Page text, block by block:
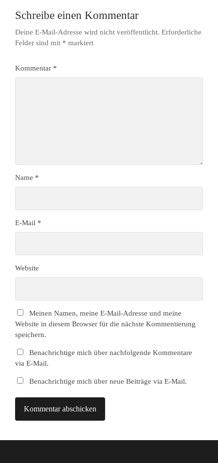
Schreibe einen Kommentar
Deine E-Mail-Adresse wird nicht veröffentlicht. Erforderliche
Felder sind mit * markiert
Kommentar *
Name *
E-Mail *
Website
Meinen Namen, meine E-Mail-Adresse und meine
Website in diesem Browser für die nächste Kommentierung
speichern.
Benachrichtige mich über nachfolgende Kommentare
via E-Mail.
Benachrichtige mich über neue Beiträge via E-Mail.